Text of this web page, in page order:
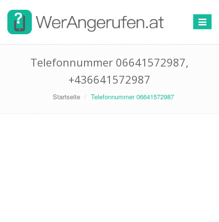
Toggle
Telefonnummer 06641572987,
+436641572987
Startseite Telefonnummer 06641572987